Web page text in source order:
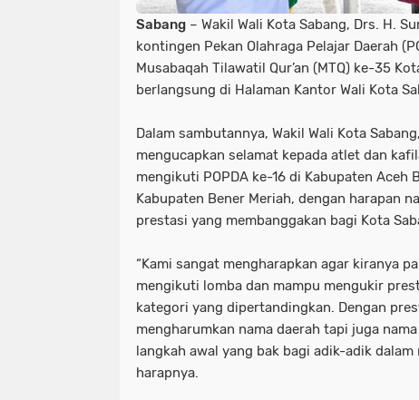
Sabang – Wakil Wali Kota Sabang, Drs. H.
kontingen Pekan Olahraga Pelajar Daerah
Musabaqah Tilawatil Qur’an (MTQ) ke-35
berlangsung di Halaman Kantor Wali Kota
Dalam sambutannya, Wakil Wali Kota
mengucapkan selamat kepada atlet dan
mengikuti POPDA ke-16 di Kabupaten Aceh
Kabupaten Bener Meriah, dengan harapan
prestasi yang membanggakan bagi Kota
“Kami sangat mengharapkan agar kiranya
mengikuti lomba dan mampu mengukir
kategori yang dipertandingkan. Dengan
mengharumkan nama daerah tapi juga
langkah awal yang bak bagi adik-adik dalam
harapnya.